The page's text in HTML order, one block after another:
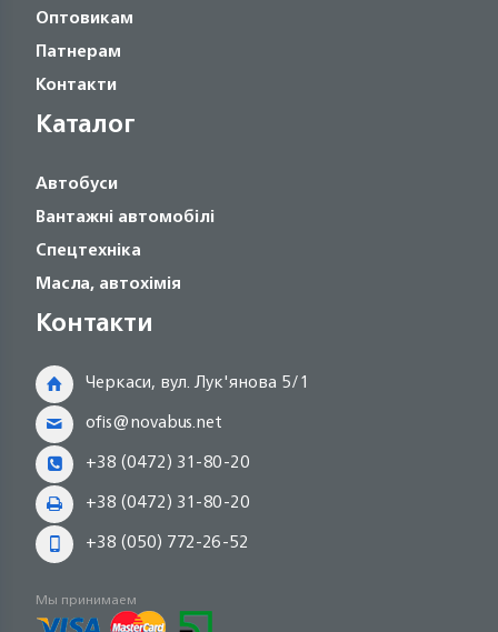
Оптовикам
Патнерам
Контакти
Каталог
Автобуси
Вантажні автомобілі
Спецтехніка
Масла, автохімія
Контакти
Черкаси, вул. Лук'янова 5/1
ofis@novabus.net
+38 (0472) 31-80-20
+38 (0472) 31-80-20
+38 (050) 772-26-52
Мы принимаем